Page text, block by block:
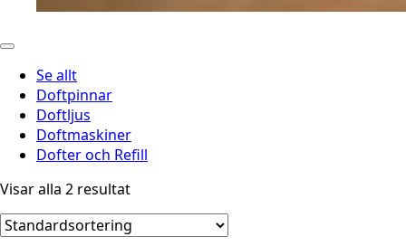
Se allt
Doftpinnar
Doftljus
Doftmaskiner
Dofter och Refill
Visar alla 2 resultat